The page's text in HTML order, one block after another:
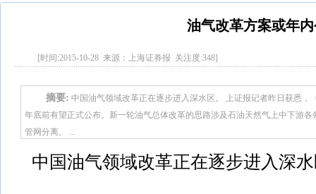
油气改革方案或年
[时间:2015-10-28 来源：上海证券报 关注度:348]
摘要: 中国油气领域改革正在逐步进入深水区。 上证报记者昨日获悉
年底前有望正式公布。新一轮油气总体改革的思路涉及石油天然气上中下游
管网分离。 ...
中国油气领域改革正在逐步进入深